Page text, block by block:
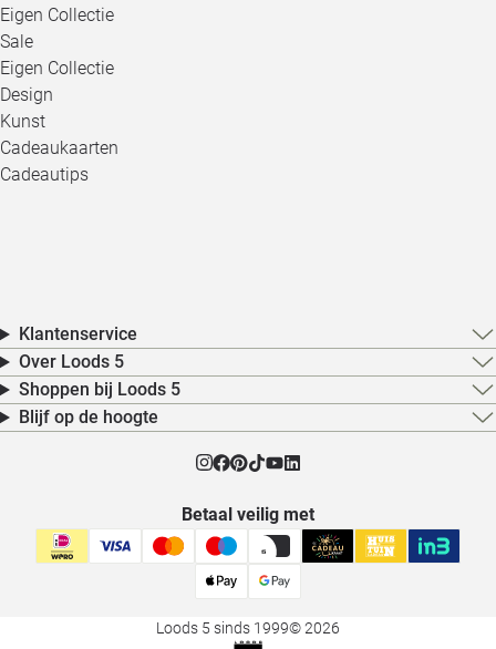
Eigen Collectie
Sale
Eigen Collectie
Design
Kunst
Cadeaukaarten
Cadeautips
Klantenservice
Over Loods 5
Shoppen bij Loods 5
Blijf op de hoogte
Betaal veilig met
Loods 5 sinds 1999© 2026